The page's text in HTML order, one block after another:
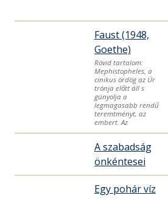
Faust (1948,
Goethe)
Rövid tartalom:
Mephistopheles, a
cinikus ördög az Úr
trónja előtt áll s
gúnyolja a
legmagasabb rendű
teremtményt, az
embert. Az
A szabadság
önkéntesei
Egy pohár víz